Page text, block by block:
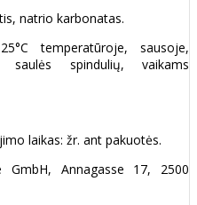
natrio karbonatas.
temperatūroje, sausoje,
spindulių, vaikams
laikas: žr. ant pakuotės.
GmbH, Annagasse 17, 2500